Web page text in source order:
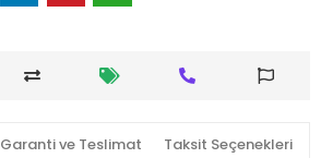
Garanti ve Teslimat Taksit Seçenekleri